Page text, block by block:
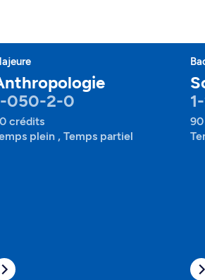
050-2-0
crédits
plein , Temps partiel